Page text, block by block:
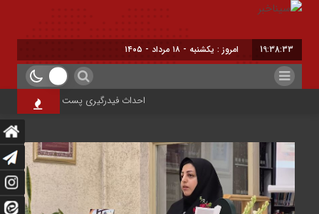
19:38:34 امروز : یکشنبه - ۱۸ مرداد - ۱۴۰۵
احداث فیدرگیری پست سیار شهرک رازی؛